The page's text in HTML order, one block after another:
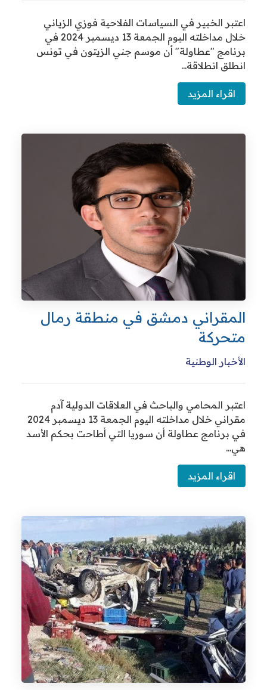
الخبير في السياسات الفلاحية فوزي الزياني
خلال مداخلته اليوم الجمعة 13 ديسمبر 2024 في
"عطاولة" أن موسم جني الزيتون في تونس
انطلاقة...
المزيد
دمشق في منطقة رمال
الوطنية
المحامي والباحث في العلاقات الدولية آدم
مقراني خلال مداخلته اليوم الجمعة 13 ديسمبر 2024
عطاولة أن سوريا التي أطاحت بحكم الأسد
المزيد